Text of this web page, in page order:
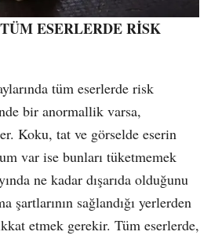
ESERLERDE RİSK
tüm eserlerde risk
bir anormallik varsa,
Koku, tat ve görselde eserin
var ise bunları tüketmemek
ne kadar dışarıda olduğunu
şartlarının sağlandığı yerlerden
etmek gerekir. Tüm eserlerde,